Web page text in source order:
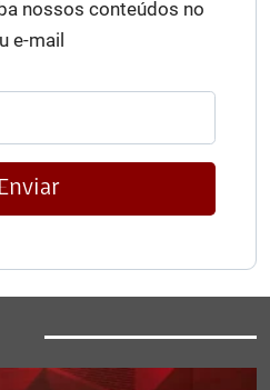
nossos conteúdos no
e-mail
Enviar